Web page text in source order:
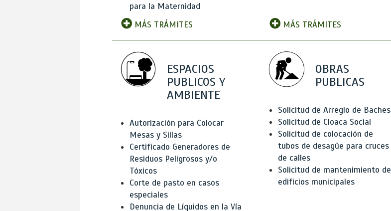
para la Maternidad
MÁS TRÁMITES
MÁS TRÁMITES
ESPACIOS
PUBLICOS Y
AMBIENTE
Autorización para Colocar
Mesas y Sillas
Certificado Generadores de
Residuos Peligrosos y/o
Tóxicos
Corte de pasto en casos
especiales
Denuncia de Líquidos en la Vía
OBRAS
PUBLICAS
Solicitud de Arreglo de Baches
Solicitud de Cloaca Social
Solicitud de colocación de
tubos de desagüe para cruces
de calles
Solicitud de mantenimiento de
edificios municipales